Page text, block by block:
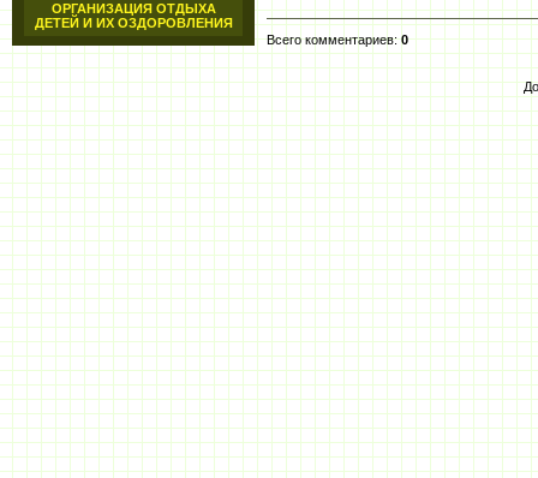
ОРГАНИЗАЦИЯ ОТДЫХА
ДЕТЕЙ И ИХ ОЗДОРОВЛЕНИЯ
Всего комментариев:0